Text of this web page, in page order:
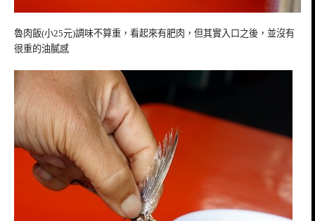
魯肉飯(小25元)調味不算重，看起來有肥肉，但其實入口之後，並沒有
很重的油膩感